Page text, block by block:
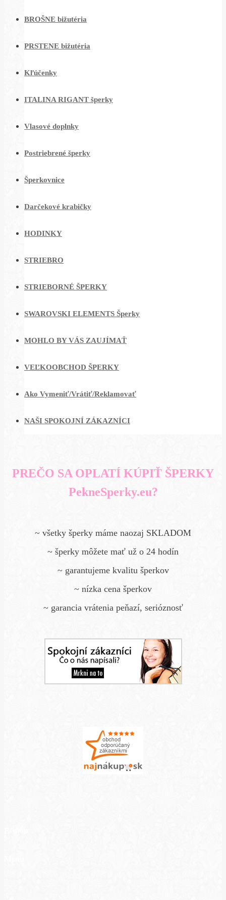
BROŠNE bižutéria
PRSTENE bižutéria
Kľúčenky
ITALINA RIGANT šperky
Vlasové doplnky
Postriebrené šperky
Šperkovnice
Darčekové krabičky
HODINKY
STRIEBRO
STRIEBORNÉ ŠPERKY
SWAROVSKI ELEMENTS Šperky
MOHLO BY VÁS ZAUJÍMAŤ
VEĽKOOBCHOD ŠPERKY
Ako Vymeniť/Vrátiť/Reklamovať
NAŠI SPOKOJNÍ ZÁKAZNÍCI
PREČO SA OPLATÍ KÚPIŤ ŠPERKY
PekneSperky.eu?
~ všetky šperky máme naozaj SKLADOM
~ šperky môžete mať už o 24 hodín
~ garantujeme kvalitu šperkov
~ nízka cena šperkov
~ garancia vrátenia peňazí, serióznosť